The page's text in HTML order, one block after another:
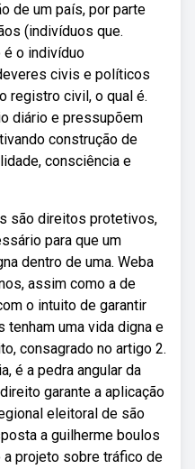
de um país, por parte
(indivíduos que.
é o indivíduo
civis e políticos
registro civil, o qual é.
diário e pressupõem
construção de
consciência e
são direitos protetivos,
para que um
dentro de uma. Weba
assim como a de
o intuito de garantir
uma vida digna e
consagrado no artigo 2.
é a pedra angular da
garante a aplicação
eleitoral de são
a guilherme boulos
projeto sobre tráfico de